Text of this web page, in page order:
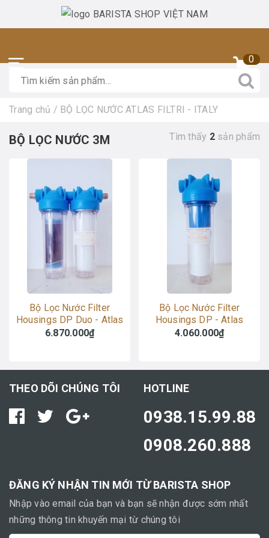
0
Trang chủ / BỘ LỌC NƯỚC ATLAS FILTRI - ITALY
BỘ LỌC NƯỚC 3M Tìm thấy 2sản phẩm
Bộ Lọc Nước Filter
Housings DP Duo - Atlas
Filtri Italy
6.870.000₫
Bộ Lọc Nước Filter
Housings DP - Atlas
Filtri Italy
4.060.000₫
THEO DÕI CHÚNG TÔI HOTLINE
0938.15.99.88
0908.260.888
ĐĂNG KÝ NHẬN TIN MỚI TỪ BARISTA SHOP
Nhập vào email của bạn và bạn sẽ nhận được sớm nhất
những thông tin khuyến mại từ chúng tôi